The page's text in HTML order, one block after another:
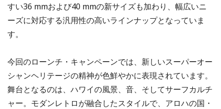
すい36 mmおよび40 mmの新サイズも加わり、幅広いニ
ーズに対応する汎用性の高いラインナップとなっていま
す。
今回のローンチ・キャンペーンでは、新しいスーパーオー
シャンヘリテージの精神が色鮮やかに表現されています。
舞台となるのは、ハワイの風景、音、そしてサーフカルチ
ャー。モダンレトロが融合したスタイルで、アロハの国・